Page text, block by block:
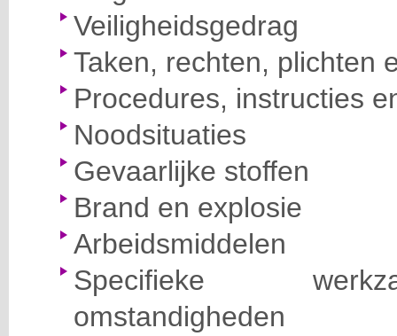
Veiligheidsgedrag
Taken, rechten, plichten
Procedures, instructies
Noodsituaties
Gevaarlijke stoffen
Brand en explosie
Arbeidsmiddelen
Specifieke
omstandigheden